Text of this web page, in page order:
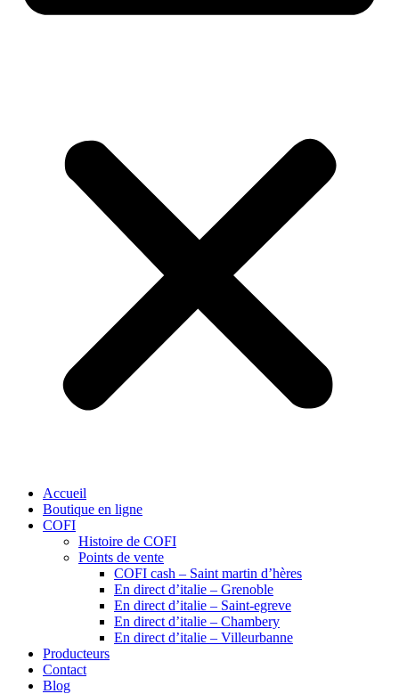
Accueil
Boutique en ligne
COFI
Histoire de COFI
Points de vente
COFI cash – Saint martin d’hères
En direct d’italie – Grenoble
En direct d’italie – Saint-egreve
En direct d’italie – Chambery
En direct d’italie – Villeurbanne
Producteurs
Contact
Blog